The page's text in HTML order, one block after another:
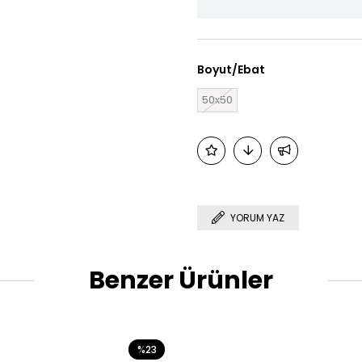
Boyut/Ebat
50x50
YORUM YAZ
Benzer Ürünler
%23